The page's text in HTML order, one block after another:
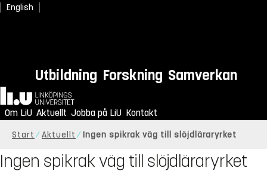
English
Utbildning Forskning Samverkan
Hem
Om LiU Aktuellt Jobba på LiU Kontakt
Start Aktuellt Ingen spikrak väg till slöjdläraryrket
Ingen spikrak väg till slöjdläraryrket